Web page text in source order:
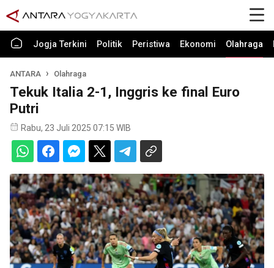
Jogja Terkini Politik Peristiwa Ekonomi Olahraga
ANTARA Olahraga
Tekuk Italia 2-1, Inggris ke final Euro
Putri
Rabu, 23 Juli 2025 07:15 WIB